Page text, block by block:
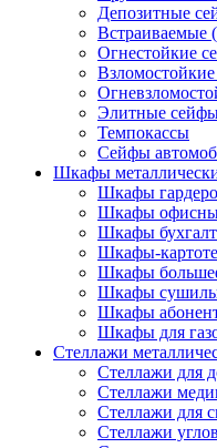
Депозитные
Встраиваемые
Огнестойкие
Элитные
Темпокассы
Сейфы
Шкафы
Шкафы
Шкафы
Шкафы
Шкафы-
Шкафы
Шкафы
Шкафы
Шкафы для
Стеллажи
Стеллажи для
Стеллажи
Стеллажи для
Стеллажи